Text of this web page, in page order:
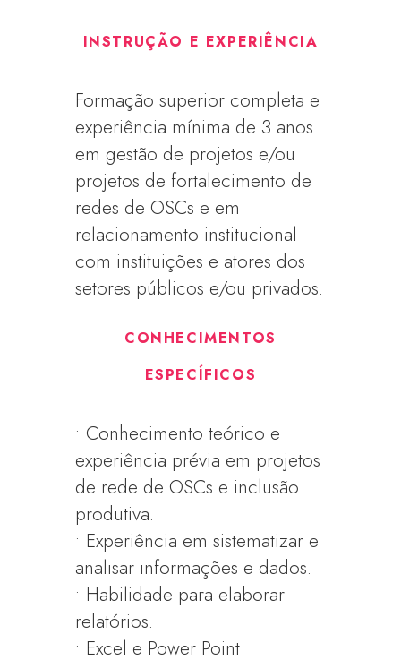
INSTRUÇÃO E EXPERIÊNCIA
Formação superior completa e
experiência mínima de 3 anos
em gestão de projetos e/ou
projetos de fortalecimento de
redes de OSCs e em
relacionamento institucional
com instituições e atores dos
setores públicos e/ou privados.
CONHECIMENTOS
ESPECÍFICOS
• Conhecimento teórico e
experiência prévia em projetos
de rede de OSCs e inclusão
produtiva.
• Experiência em sistematizar e
analisar informações e dados.
• Habilidade para elaborar
relatórios.
• Excel e Power Point